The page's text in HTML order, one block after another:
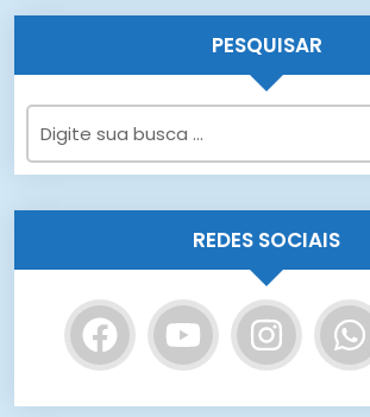
PESQUISAR
REDES SOCIAIS